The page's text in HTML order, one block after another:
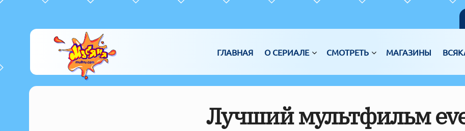
ГЛАВНАЯ О СЕРИАЛЕ СМОТРЕТЬ МАГАЗИНЫ
Лучший мультфильм